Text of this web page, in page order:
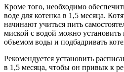
Кроме того, необходимо
воде для котенка в 1,5 месяца.
начинают учиться пить
миской с водой можно
объемом воды и подбадривать
Рекомендуется установить
в 1,5 месяца, чтобы он привык к